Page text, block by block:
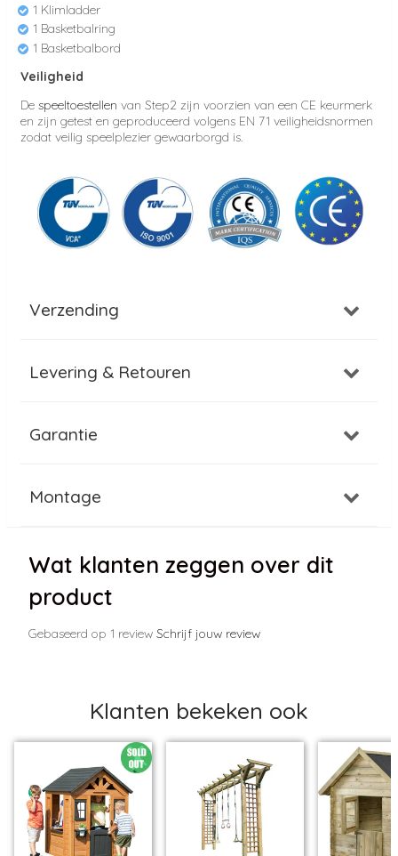
1 Klimladder
1 Basketbalring
1 Basketbalbord
Veiligheid
De speeltoestellen van Step2 zijn voorzien van een CE keurmerk
en zijn getest en geproduceerd volgens EN 71 veiligheidsnormen
zodat veilig speelplezier gewaarborgd is.
Verzending
Levering & Retouren
Garantie
Montage
Wat klanten zeggen over dit
product
Gebaseerd op 1 review Schrijf jouw review
Klanten bekeken ook